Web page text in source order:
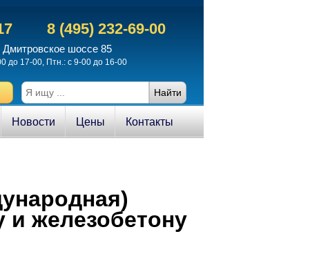
8 (495) 232-69-00
шоссе 85
до 17-00, Птн.: с 9-00 до 16-00
Новости Цены Контакты
и железобетону